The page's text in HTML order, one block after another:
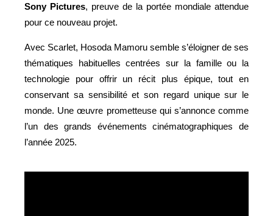
Sony Pictures, preuve de la portée mondiale attendue
pour ce nouveau projet.
Avec Scarlet, Hosoda Mamoru semble s’éloigner de ses
thématiques habituelles centrées sur la famille ou la
technologie pour offrir un récit plus épique, tout en
conservant sa sensibilité et son regard unique sur le
monde. Une œuvre prometteuse qui s’annonce comme
l’un des grands événements cinématographiques de
l’année 2025.